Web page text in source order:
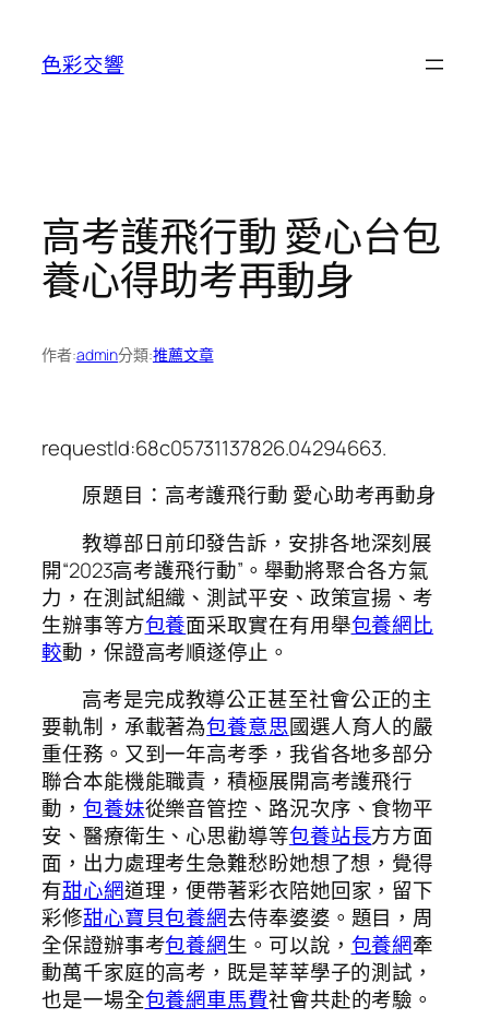
色彩交響
高考護飛行動 愛心台包
養心得助考再動身
作者:admin分類:推薦文章
requestId:68c05731137826.04294663.
原題目：高考護飛行動 愛心助考再動身
教導部日前印發告訴，安排各地深刻展
開“2023高考護飛行動”。舉動將聚合各方氣
力，在測試組織、測試平安、政策宣揚、考
生辦事等方包養面采取實在有用舉包養網比
較動，保證高考順遂停止。
高考是完成教導公正甚至社會公正的主
要軌制，承載著為包養意思國選人育人的嚴
重任務。又到一年高考季，我省各地多部分
聯合本能機能職責，積極展開高考護飛行
動， 包養妹從樂音管控、路況次序、食物平
安、醫療衛生、心思勸導等包養站長方方面
面，出力處理考生急難愁盼她想了想，覺得
有甜心網道理，便帶著彩衣陪她回家，留下
彩修甜心寶貝包養網去侍奉婆婆。題目，周
全保證辦事考包養網生。可以說， 包養網牽
動萬千家庭的高考，既是莘莘學子的測試，
也是一場全包養網車馬費社會共赴的考驗。